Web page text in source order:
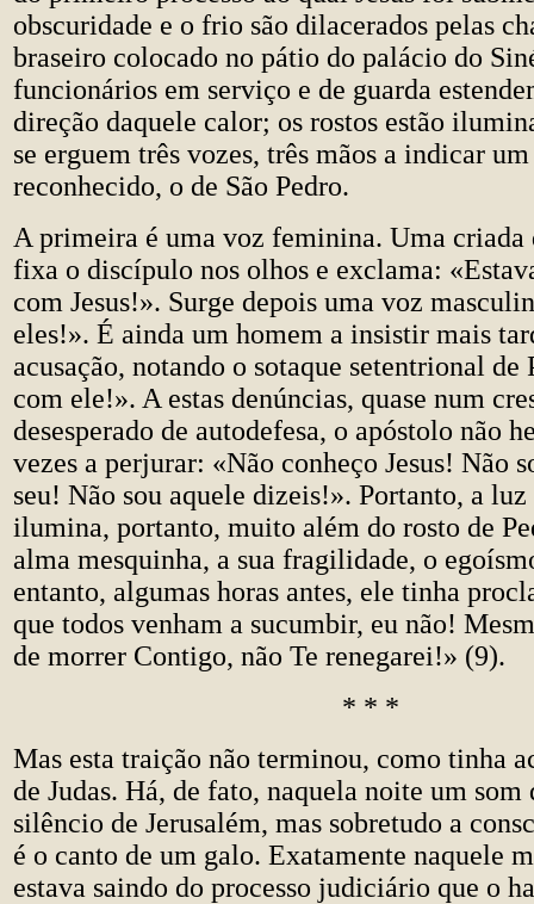
obscuridade e o frio são dilacerados pelas
braseiro colocado no pátio do palácio do
funcionários em serviço e de guarda
direção daquele calor; os rostos estão
se erguem três vozes, três mãos a indicar
reconhecido, o de São Pedro.
A primeira é uma voz feminina. Uma criada
fixa o discípulo nos olhos e exclama:
com Jesus!». Surge depois uma voz
eles!». É ainda um homem a insistir mais
acusação, notando o sotaque setentrional de
com ele!». A estas denúncias, quase num
desesperado de autodefesa, o apóstolo não
vezes a perjurar: «Não conheço Jesus! Não
seu! Não sou aquele dizeis!». Portanto, a
ilumina, portanto, muito além do rosto de
alma mesquinha, a sua fragilidade, o
entanto, algumas horas antes, ele tinha
que todos venham a sucumbir, eu não!
de morrer Contigo, não Te renegarei!» (9).
* * *
Mas esta traição não terminou, como tinha
de Judas. Há, de fato, naquela noite um som
silêncio de Jerusalém, mas sobretudo a
é o canto de um galo. Exatamente naquele
estava saindo do processo judiciário que o